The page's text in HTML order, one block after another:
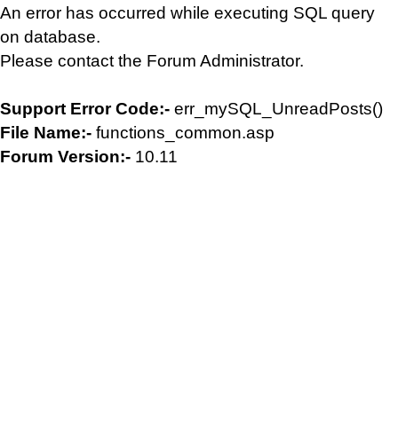
An error has occurred while executing SQL query
on database.
Please contact the Forum Administrator.
Support Error Code:- err_mySQL_UnreadPosts()
File Name:- functions_common.asp
Forum Version:- 10.11